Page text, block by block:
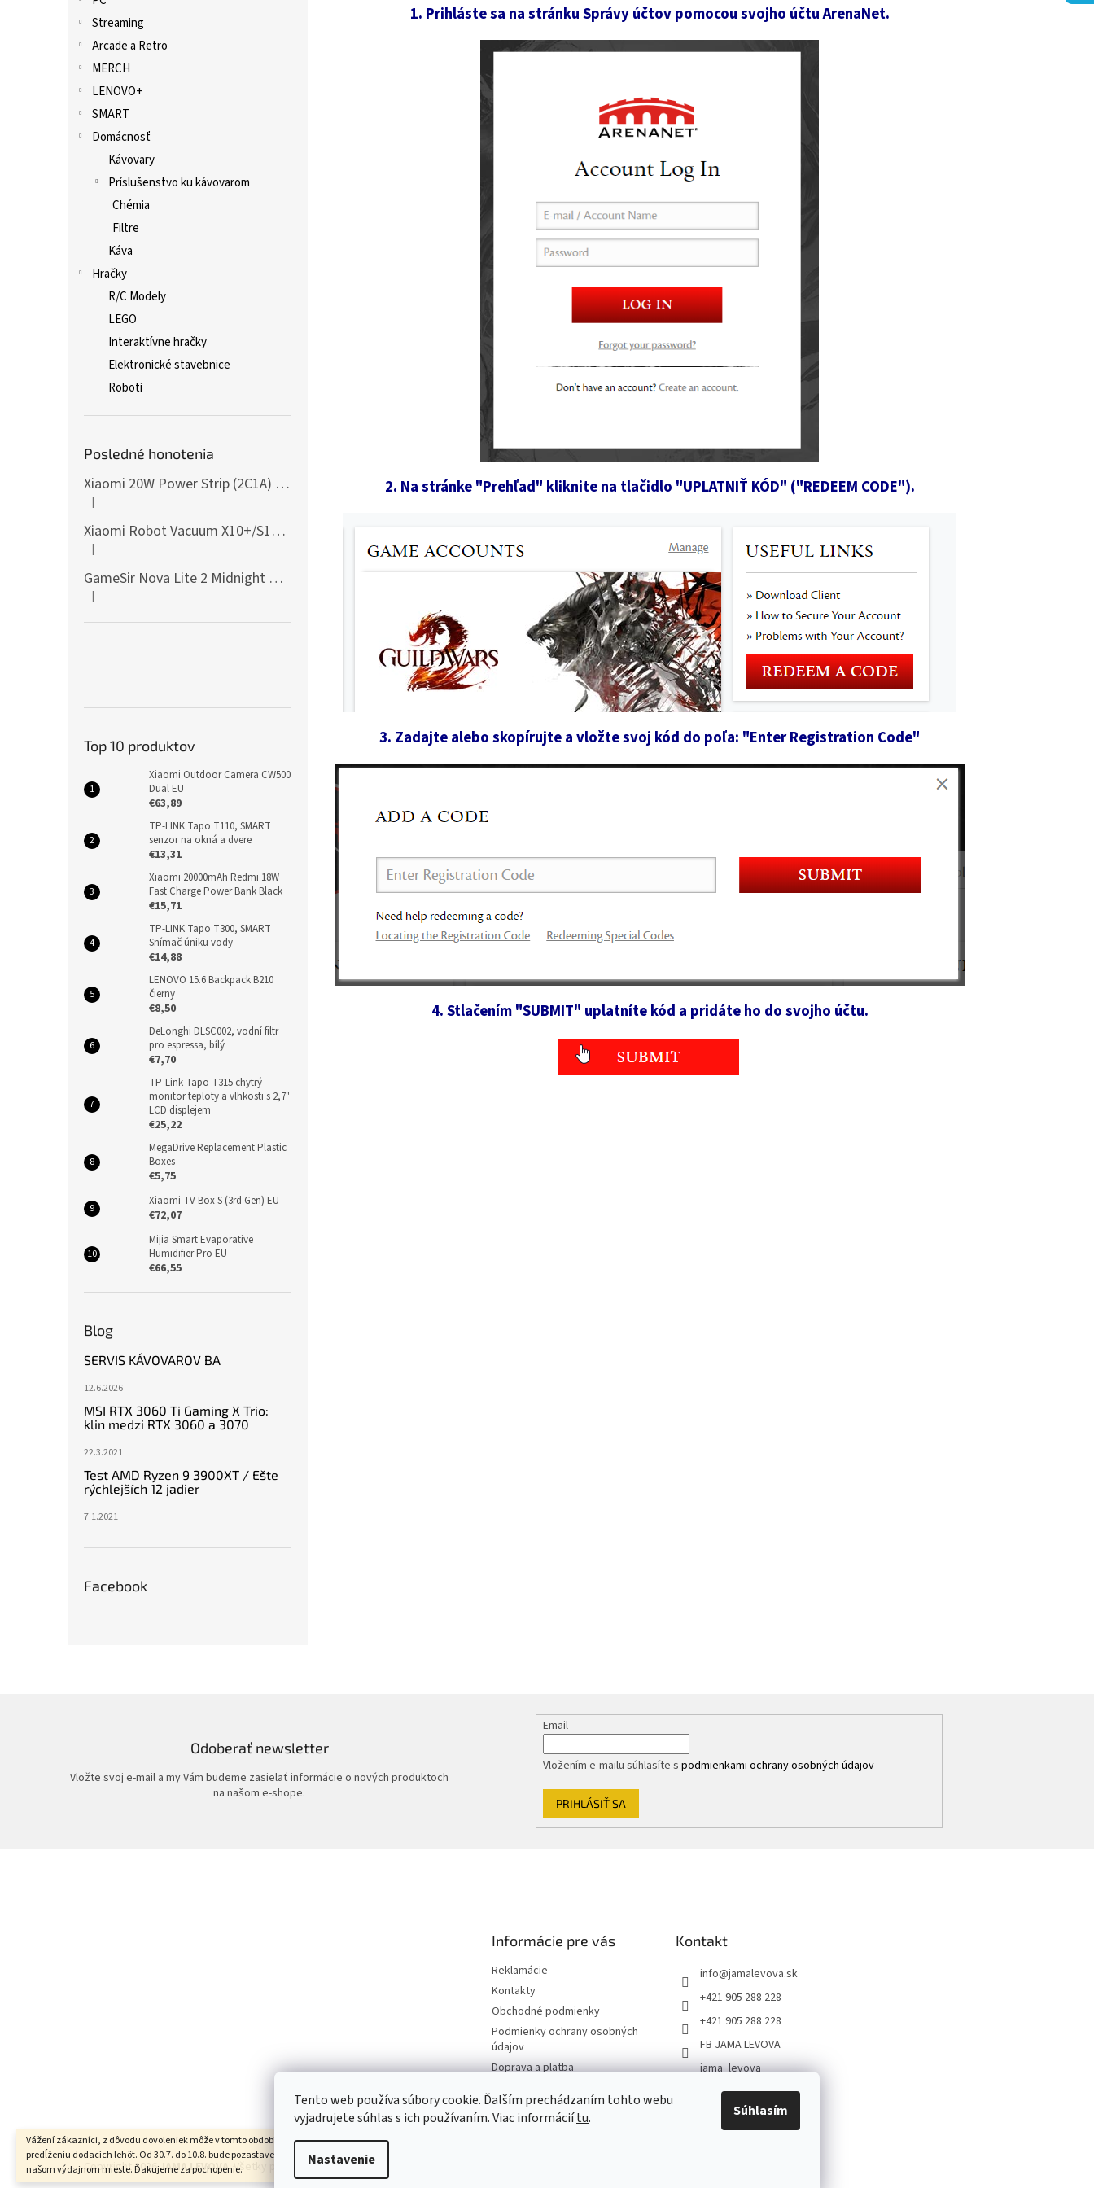
Tento web používa súbory cookie. Ďalším prechádzaním tohto webu
vyjadrujete súhlas s ich používaním. Viac informáciítu.
Nastavenie
Súhlasím
Vážení zákazníci, z dôvodu dovoleniek môže v tomto období dochádzať ku
predĺženiu dodacích lehôt. Od 30.7. do 10.8. bude pozastavený aj osobný odber na
našom výdajnom mieste. Ďakujeme za pochopenie.
Streaming
Arcade a Retro
MERCH
LENOVO+
SMART
Domácnosť
Kávovary
Príslušenstvo ku kávovarom
Chémia
Filtre
Káva
Hračky
R/C Modely
LEGO
Interaktívne hračky
Elektronické stavebnice
Roboti
Posledné honotenia
Xiaomi 20W Power Strip (2C1A) EU
Hodnotenie produktu je 5 z 5 hviezdičiek.
|
Xiaomi Robot Vacuum X10+/S10+/X10/X20+ Side Brush
Hodnotenie produktu je 5 z 5 hviezdičiek.
|
GameSir Nova Lite 2 Midnight Gray
Hodnotenie produktu je 5 z 5 hviezdičiek.
|
Top 10 produktov
Xiaomi Outdoor Camera CW500
Dual EU
€63,89
TP-LINK Tapo T110, SMART
senzor na okná a dvere
€13,31
Xiaomi 20000mAh Redmi 18W
Fast Charge Power Bank Black
€15,71
TP-LINK Tapo T300, SMART
Snímač úniku vody
€14,88
LENOVO 15.6 Backpack B210
čierny
€8,50
DeLonghi DLSC002, vodní filtr
pro espressa, bílý
€7,70
TP-Link Tapo T315 chytrý
monitor teploty a vlhkosti s 2,7"
LCD displejem
€25,22
MegaDrive Replacement Plastic
Boxes
€5,75
Xiaomi TV Box S (3rd Gen) EU
€72,07
Mijia Smart Evaporative
Humidifier Pro EU
€66,55
Blog
SERVIS KÁVOVAROV BA
12.6.2026
MSI RTX 3060 Ti Gaming X Trio:
klin medzi RTX 3060 a 3070
22.3.2021
Test AMD Ryzen 9 3900XT / Ešte
rýchlejších 12 jadier
7.1.2021
Facebook
1. Prihláste sa na stránku Správy účtov pomocou svojho účtu ArenaNet.
2. Na stránke "Prehľad" kliknite na tlačidlo "UPLATNIŤ KÓD" ("REDEEM CODE").
3. Zadajte alebo skopírujte a vložte svoj kód do poľa: "Enter Registration Code"
4. Stlačením "SUBMIT" uplatníte kód a pridáte ho do svojho účtu.
Odoberať newsletter
Vložte svoj e-mail a my Vám budeme zasielať informácie o nových produktoch
na našom e-shope.
Email
Vložením e-mailu súhlasíte spodmienkami ochrany osobných údajov
PRIHLÁSIŤ SA
Informácie pre vás
Reklamácie
Kontakty
Obchodné podmienky
Podmienky ochrany osobných
údajov
Doprava a platba
Kontakt
info@jamalevova.sk
+421 905 288 228
+421 905 288 228
FB JAMA LEVOVA
jama_levova
JamaLevova
+421905288228
Copyright 2026JAMA LEVOVA. Všetky práva vyhradené.